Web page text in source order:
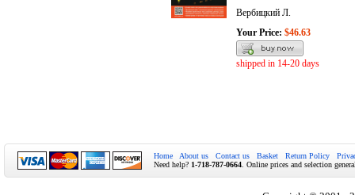
Вербицкий Л.
Your Price: $46.63
shipped in 14-20 days
Home About us Contact us Basket Return Policy
Need help? 1-718-787-0664 . Online prices and selection